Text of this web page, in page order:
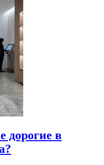
дорогие в